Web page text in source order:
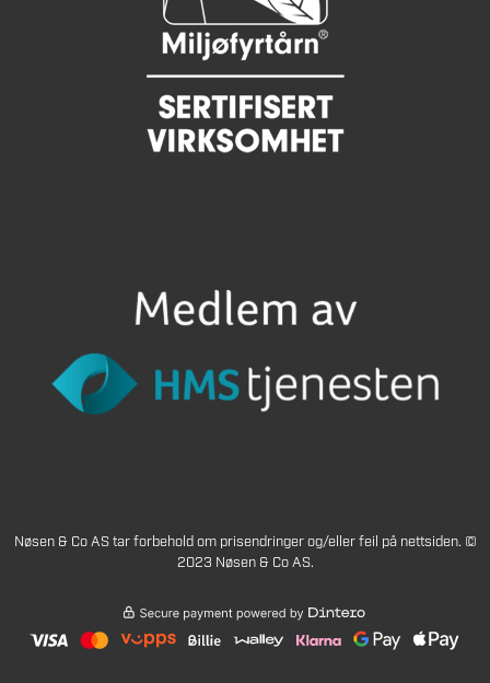
Nøsen & Co AS tar forbehold om prisendringer og/eller feil på nettsiden. ©
2023 Nøsen & Co AS.